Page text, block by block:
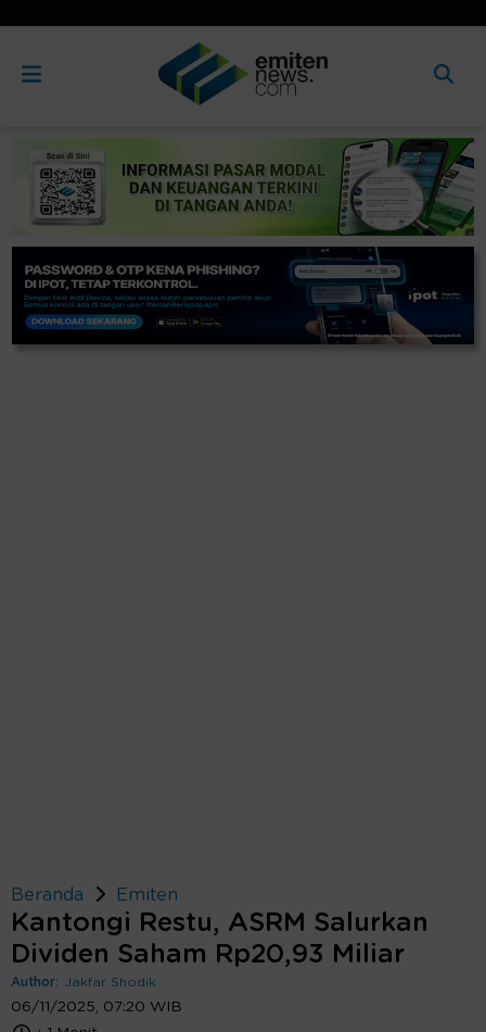
Beranda Emiten
Kantongi Restu, ASRM Salurkan
Dividen Saham Rp20,93 Miliar
Author: Jakfar Shodik
06/11/2025, 07:20 WIB